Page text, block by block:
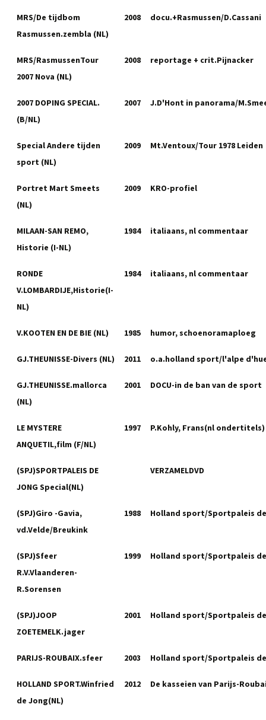
MRS/De tijdbom
Rasmussen.zembla (NL)
2008 docu.+Rasmussen/D.Cassani
MRS/RasmussenTour
2007 Nova (NL)
2008 reportage + crit.Pijnacker
2007 DOPING SPECIAL.
(B/NL)
2007 J.D'Hont in panorama/
Special Andere tijden
sport (NL)
2009 Mt.Ventoux/Tour 1978 Leiden
Portret Mart Smeets
(NL)
2009 KRO-profiel
MILAAN-SAN REMO,
Historie (I-NL)
1984 italiaans, nl commentaar
RONDE
V.LOMBARDIJE,Historie(I-
NL)
1984 italiaans, nl commentaar
V.KOOTEN EN DE BIE (NL) 1985 humor, schoenoramaploeg
GJ.THEUNISSE-Divers (NL) 2011 o.a.holland sport/l'alpe
GJ.THEUNISSE.mallorca
(NL)
2001 DOCU-in de ban van de sport
LE MYSTERE
ANQUETIL,film (F/NL)
1997 P.Kohly, Frans(nl ondertitels)
(SPJ)SPORTPALEIS DE
JONG Special(NL)
VERZAMELDVD
(SPJ)Giro -Gavia,
vd.Velde/Breukink
1988 Holland sport/Sportpaleis
(SPJ)Sfeer
R.V.Vlaanderen-
R.Sorensen
1999 Holland sport/Sportpaleis
(SPJ)JOOP
ZOETEMELK.jager
2001 Holland sport/Sportpaleis
PARIJS-ROUBAIX.sfeer 2003 Holland sport/Sportpaleis
HOLLAND SPORT.Winfried
de Jong(NL)
2012 De kasseien van Parijs-